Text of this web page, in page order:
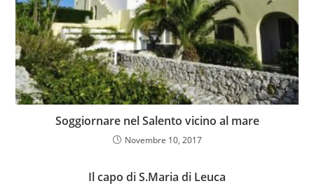
Soggiornare nel Salento vicino al mare
Novembre 10, 2017
Il capo di S.Maria di Leuca